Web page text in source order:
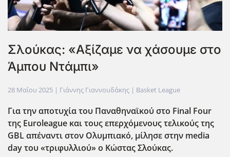
Σλούκας: «Αξίζαμε να χάσουμε στο
Άμπου Ντάμπι»
28 Μαΐου 2025 | Γιάννης Γιαννουδάκης | Basket League
Για την αποτυχία του Παναθηναϊκού στο Final Four
της Euroleague και τους επερχόμενους τελικούς της
GBLαπέναντι στον Ολυμπιακό, μίλησε στην media
dayτου «τριφυλλιού» ο Κώστας Σλούκας.